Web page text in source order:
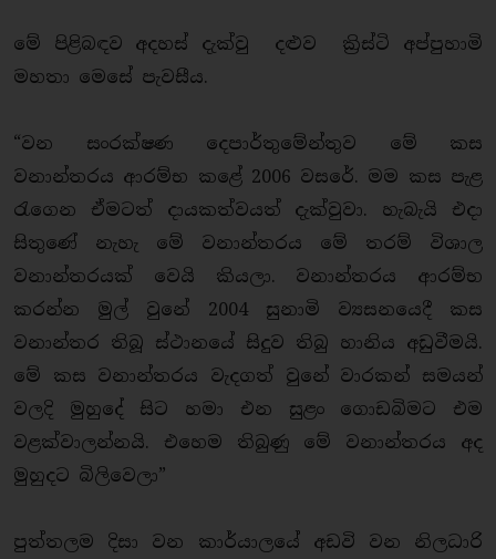
මේ පිළිබඳව අදහස් දැක්වු දළුව ක්‍රිස්ටි අප්පුහාමි
මහතා මෙසේ පැවසීය.
“වන සංරක්ෂණ දෙපාර්තුමේන්තුව මේ කස
වනාන්තරය ආරම්භ කළේ 2006 වසරේ. මම කස පැළ
රැගෙන ඒමටත් දායකත්වයත් දැක්වුවා. හැබැයි එදා
සිතුණේ නැහැ මේ වනාන්තරය මේ තරම් විශාල
වනාන්තරයක් වෙයි කියලා. වනාන්තරය ආරම්භ
කරන්න මුල් වුනේ 2004 සුනාමි ව්‍යසනයෙදී කස
වනාන්තර තිබූ ස්ථානයේ සිදුව තිබු හානිය අඩුවීමයි.
මේ කස වනාන්තරය වැදගත් වුනේ වාරකන් සමයන්
වලදි මුහුදේ සිට හමා එන සුළං ගොඩබිමට එම
වළක්වාලන්නයි. එහෙම තිබුණු මේ වනාන්තරය අද
මුහුදට බිලිවෙලා”
පුත්තලම දිසා වන කාර්යාලයේ අඩවි වන නිලධාරි